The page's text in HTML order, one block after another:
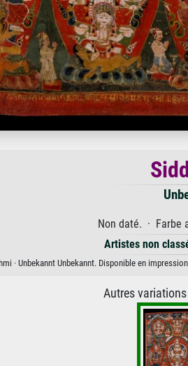
Non daté. · Farbe
Artistes non
· Unbekannt Unbekannt. Disponible en
Autres